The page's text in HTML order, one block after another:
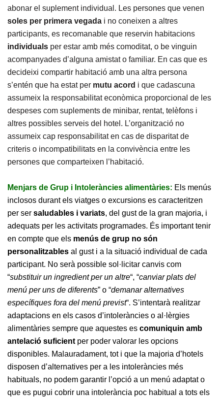
abonar el suplement individual. Les persones que venen
soles per primera vegada i no coneixen a altres
participants, es recomanable que reservin habitacions
individuals per estar amb més comoditat, o be vinguin
acompanyades d’alguna amistat o familiar. En cas que es
decideixi compartir habitació amb una altra persona
s’entén que ha estat per mutu acord i que cadascuna
assumeix la responsabilitat econòmica proporcional de les
despeses com suplements de minibar, rentat, telèfons i
altres possibles serveis del hotel. L’organització no
assumeix cap responsabilitat en cas de disparitat de
criteris o incompatibilitats en la convivència entre les
persones que comparteixen l’habitació.
Menjars de Grup i Intoleràncies alimentàries: Els menús
inclosos durant els viatges o excursions es caracteritzen
per ser saludables i variats, del gust de la gran majoria, i
adequats per les activitats programades. És important tenir
en compte que els menús de grup no són
personalitzables al gust i a la situació individual de cada
participant. No serà possible sol·licitar canvis com
“substituir un ingredient per un altre“, “canviar plats del
menú per uns de diferents” o “demanar alternatives
específiques fora del menú previst“. S’intentarà realitzar
adaptacions en els casos d’intoleràncies o al·lèrgies
alimentàries sempre que aquestes es comuniquin amb
antelació suficient per poder valorar les opcions
disponibles. Malauradament, tot i que la majoria d’hotels
disposen d’alternatives per a les intoleràncies més
habituals, no podem garantir l’opció a un menú adaptat o
que es pugui cobrir una intolerància poc habitual a tots els